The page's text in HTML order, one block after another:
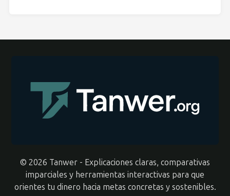
© 2026 Tanwer - Explicaciones claras, comparativas
imparciales y herramientas interactivas para que
orientes tu dinero hacia metas concretas y sostenibles.